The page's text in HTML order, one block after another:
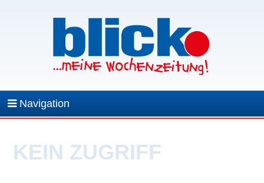
Navigation
KEIN ZUGRIFF